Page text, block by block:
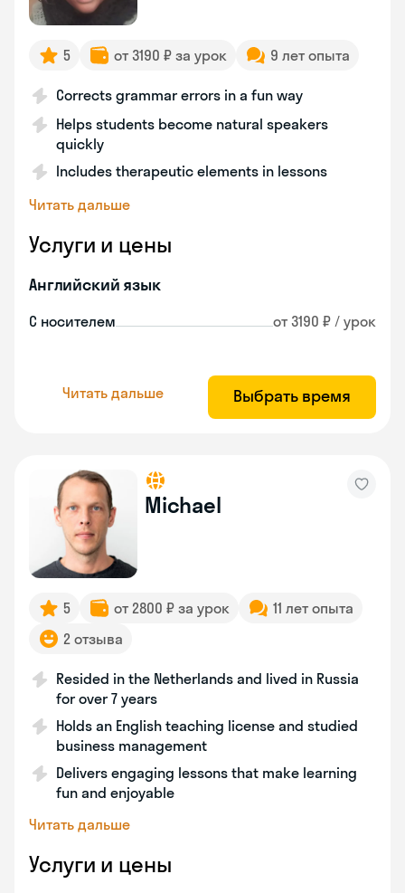
5 от 3190 ₽ за урок 9 лет опыта
Corrects grammar errors in a fun way
Helps students become natural speakers
quickly
Includes therapeutic elements in lessons
Читать дальше
Услуги и цены
Английский язык
С носителем от 3190 ₽ / урок
Читать дальше Выбрать время
Michael
5 от 2800 ₽ за урок
11 лет опыта
2 отзыва
Resided in the Netherlands and lived in Russia
for over 7 years
Holds an English teaching license and studied
business management
Delivers engaging lessons that make learning
fun and enjoyable
Читать дальше
Услуги и цены